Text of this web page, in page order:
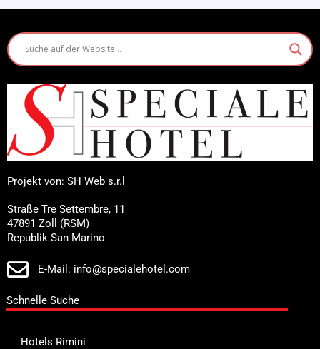
Projekt von: SH Web s.r.l
Straße Tre Settembre, 11
47891 Zoll (RSM)
Republik San Marino
E-Mail: info@specialehotel.com
Schnelle Suche
Hotels Rimini